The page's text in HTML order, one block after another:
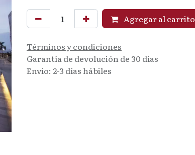
Agregar al carrito
Términos y condiciones
Garantía de devolución de 30 días
Envío: 2-3 días hábiles